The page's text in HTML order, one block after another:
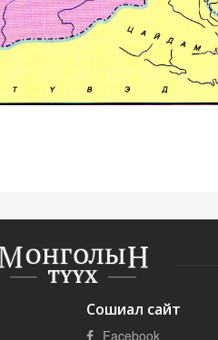
Сошиал сайт
Facebook